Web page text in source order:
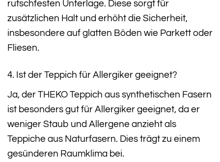
rutschfesten Unterlage. Diese sorgt für
zusätzlichen Halt und erhöht die Sicherheit,
insbesondere auf glatten Böden wie Parkett oder
Fliesen.
4. Ist der Teppich für Allergiker geeignet?
Ja, der THEKO Teppich aus synthetischen Fasern
ist besonders gut für Allergiker geeignet, da er
weniger Staub und Allergene anzieht als
Teppiche aus Naturfasern. Dies trägt zu einem
gesünderen Raumklima bei.